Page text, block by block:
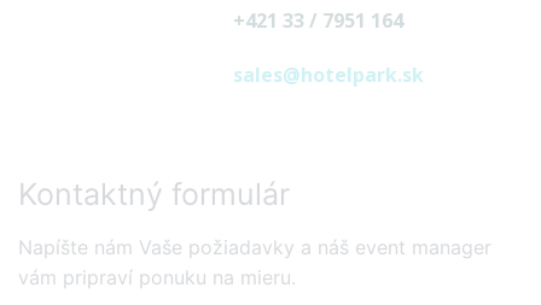
+421 33 / 7951 164
sales@hotelpark.sk
Kontaktný formulár
Napíšte nám Vaše požiadavky a náš event manager
vám pripraví ponuku na mieru.